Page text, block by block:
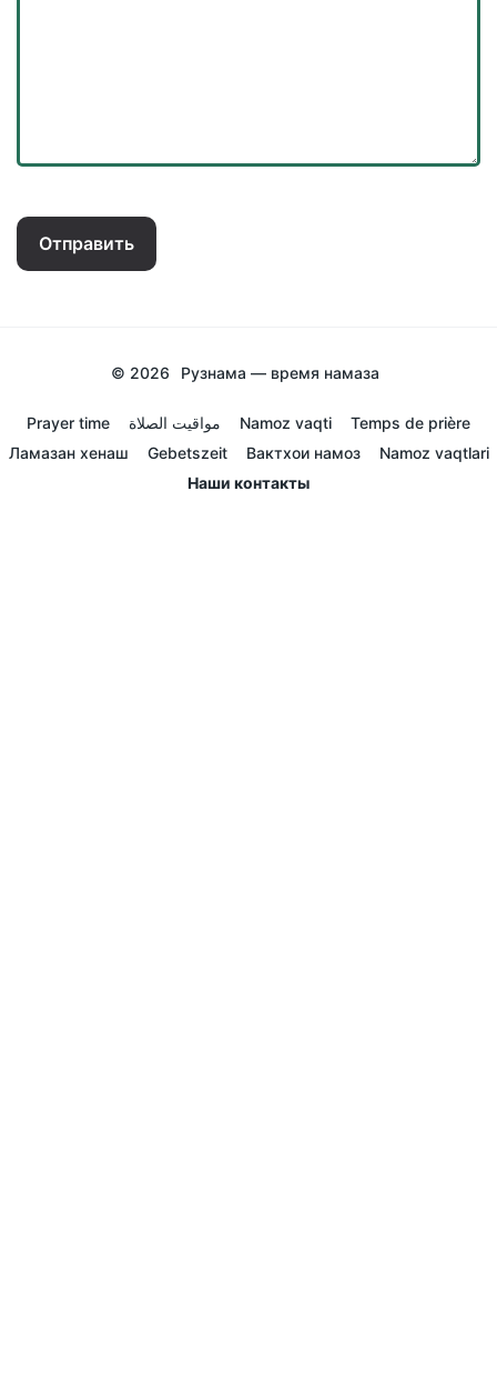
Отправить
© 2026 Рузнама — время намаза
Prayer time مواقيت الصلاة Namoz vaqti
Temps de prière
Ламазан хенаш
Gebetszeit Вактхои намоз
Namoz vaqtlari
Наши контакты